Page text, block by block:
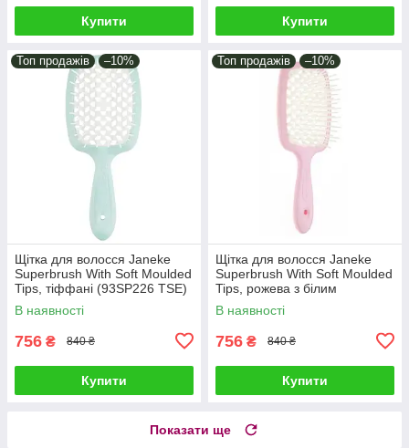
Купити Купити
Топ продажів –10%
Щітка для волосся Janeke
Superbrush With Soft Moulded
Tips, тіффані (93SP226 TSE)
В наявності
756 ₴ 840 ₴
Купити
Топ продажів –10%
Щітка для волосся Janeke
Superbrush With Soft Moulded
Tips, рожева з білим
(93SP226 RSA)
В наявності
756 ₴ 840 ₴
Купити
Показати ще